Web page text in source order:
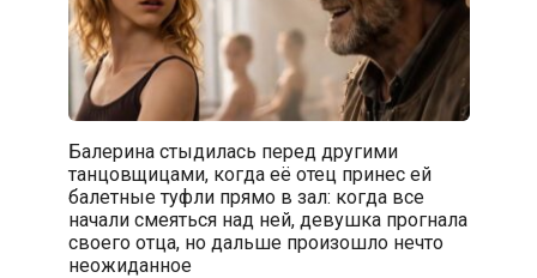
Балерина стыдилась перед другими
танцовщицами, когда её отец принес ей
балетные туфли прямо в зал: когда все
начали смеяться над ней, девушка прогнала
своего отца, но дальше произошло нечто
неожиданное